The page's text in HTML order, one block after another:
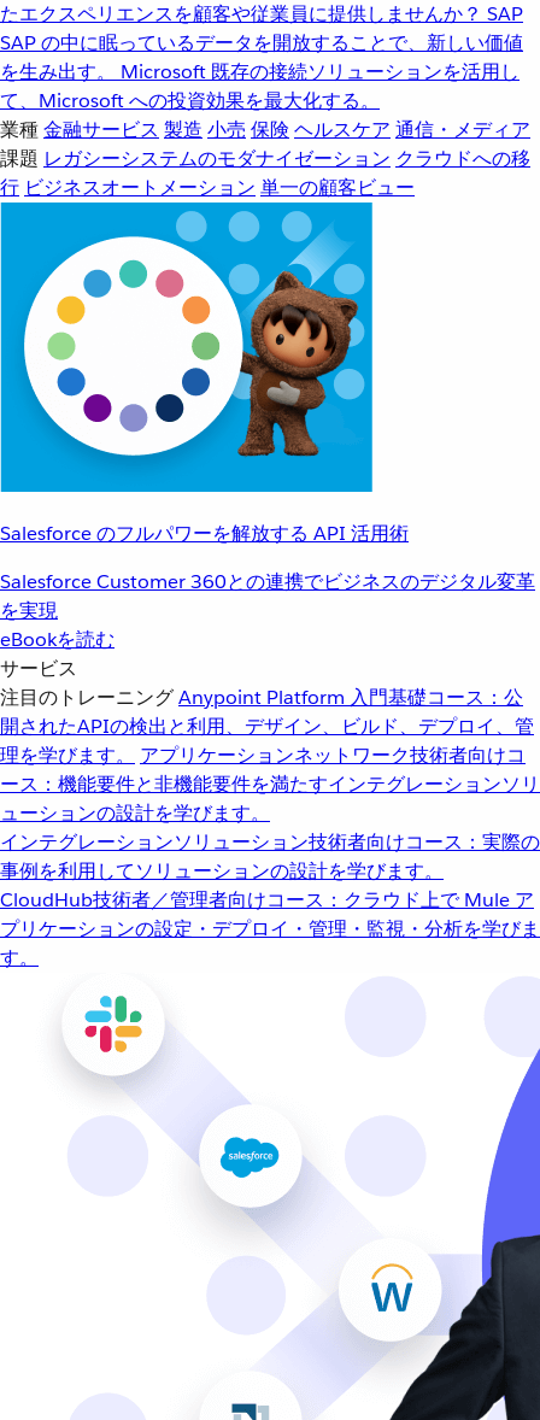
たエクスペリエンスを顧客や従業員に提供しませんか？ SAP
SAP の中に眠っているデータを開放することで、新しい価値
を生み出す。
Microsoft 既存の接続ソリューションを活用し
て、Microsoft への投資効果を最大化する。
業種金融サービス 製造 小売 保険 ヘルスケア 通信・メディア
課題 レガシーシステムのモダナイゼーション クラウドへの移
行 ビジネスオートメーション 単一の顧客ビュー
Salesforce のフルパワーを解放する API 活用術
Salesforce Customer 360との連携でビジネスのデジタル変革
を実現
eBookを読む
サービス
注目のトレーニングAnypoint Platform 入門基礎コース：公
開されたAPIの検出と利用、デザイン、ビルド、デプロイ、管
理を学びます。
アプリケーションネットワーク技術者向けコ
ース：機能要件と非機能要件を満たすインテグレーションソリ
ューションの設計を学びます。
インテグレーションソリューション技術者向けコース：実際の
事例を利用してソリューションの設計を学びます。
CloudHub技術者／管理者向けコース：クラウド上で Mule ア
プリケーションの設定・デプロイ・管理・監視・分析を学びま
す。